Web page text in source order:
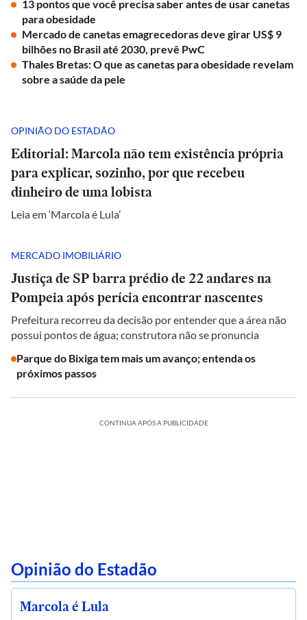
13 pontos que você precisa saber antes de usar canetas
para obesidade
Mercado de canetas emagrecedoras deve girar US$ 9
bilhões no Brasil até 2030, prevê PwC
Thales Bretas: O que as canetas para obesidade revelam
sobre a saúde da pele
OPINIÃO DO ESTADÃO
Editorial: Marcola não tem existência própria
para explicar, sozinho, por que recebeu
dinheiro de uma lobista
Leia em ‘Marcola é Lula’
MERCADO IMOBILIÁRIO
Justiça de SP barra prédio de 22 andares na
Pompeia após perícia encontrar nascentes
Prefeitura recorreu da decisão por entender que a área não
possui pontos de água; construtora não se pronuncia
Parque do Bixiga tem mais um avanço; entenda os
próximos passos
CONTINUA APÓS A PUBLICIDADE
Opinião do Estadão
Marcola é Lula